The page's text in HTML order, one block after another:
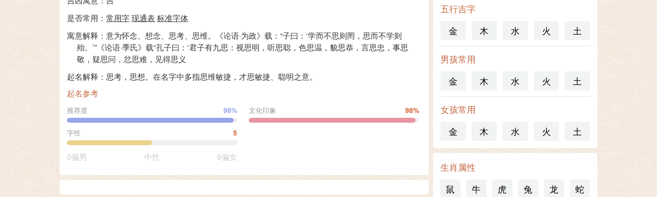
是否常用： 常用字现通表 标准字体
寓意解释：意为怀念、想念、思考、思维。《论语·为政》载：“子曰：‘学而不思则罔，思而不学则
殆。’”《论语·季氏》载“孔子曰：‘君子有九思：视思明，听思聪，色思温，貌思恭，言思忠，事思
敬，疑思问，忿思难，见得思义
起名解释：思考，思想。在名字中多指思维敏捷，才思敏捷、聪明之意。
起名参考
推荐度 98% 文化印象 98%
字性 5
0偏男 中性 9偏女
五行吉字
金
木 水 火 土
男孩常用
金
木 水 火 土
女孩常用
金
木 水 火 土
生肖属性
鼠
牛 虎 兔 龙
蛇